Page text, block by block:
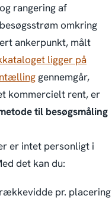
rangering af
omkring
ankerpunkt, målt
ligger på
gennemgår,
kommercielt rent, er
til besøgsmåling
er intet personligt i
det kan du:
pr. placering